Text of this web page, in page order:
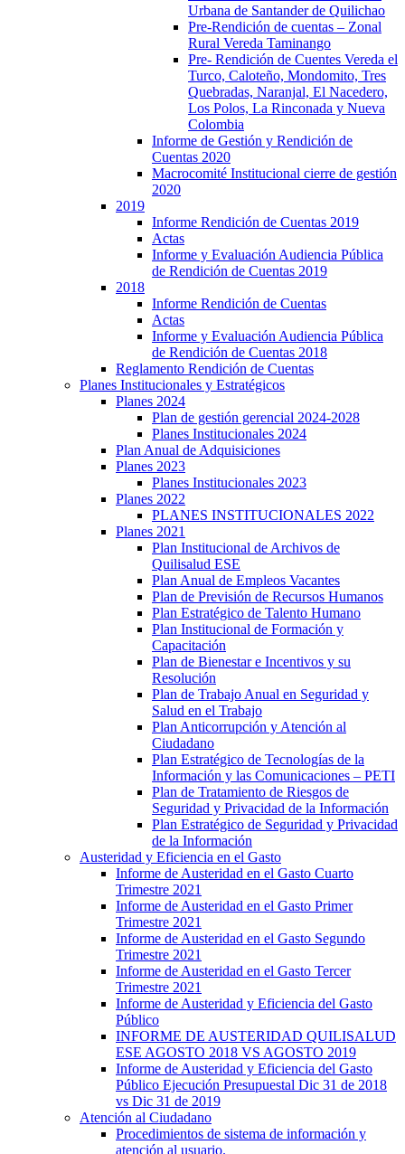
Urbana de Santander de Quilichao
Pre-Rendición de cuentas – Zonal
Rural Vereda Taminango
Pre- Rendición de Cuentes Vereda el
Turco, Caloteño, Mondomito, Tres
Quebradas, Naranjal, El Nacedero,
Los Polos, La Rinconada y Nueva
Colombia
Informe de Gestión y Rendición de
Cuentas 2020
Macrocomité Institucional cierre de gestión
2020
2019
Informe Rendición de Cuentas 2019
Actas
Informe y Evaluación Audiencia Pública
de Rendición de Cuentas 2019
2018
Informe Rendición de Cuentas
Actas
Informe y Evaluación Audiencia Pública
de Rendición de Cuentas 2018
Reglamento Rendición de Cuentas
Planes Institucionales y Estratégicos
Planes 2024
Plan de gestión gerencial 2024-2028
Planes Institucionales 2024
Plan Anual de Adquisiciones
Planes 2023
Planes Institucionales 2023
Planes 2022
PLANES INSTITUCIONALES 2022
Planes 2021
Plan Institucional de Archivos de
Quilisalud ESE
Plan Anual de Empleos Vacantes
Plan de Previsión de Recursos Humanos
Plan Estratégico de Talento Humano
Plan Institucional de Formación y
Capacitación
Plan de Bienestar e Incentivos y su
Resolución
Plan de Trabajo Anual en Seguridad y
Salud en el Trabajo
Plan Anticorrupción y Atención al
Ciudadano
Plan Estratégico de Tecnologías de la
Información y las Comunicaciones – PETI
Plan de Tratamiento de Riesgos de
Seguridad y Privacidad de la Información
Plan Estratégico de Seguridad y Privacidad
de la Información
Austeridad y Eficiencia en el Gasto
Informe de Austeridad en el Gasto Cuarto
Trimestre 2021
Informe de Austeridad en el Gasto Primer
Trimestre 2021
Informe de Austeridad en el Gasto Segundo
Trimestre 2021
Informe de Austeridad en el Gasto Tercer
Trimestre 2021
Informe de Austeridad y Eficiencia del Gasto
Público
INFORME DE AUSTERIDAD QUILISALUD
ESE AGOSTO 2018 VS AGOSTO 2019
Informe de Austeridad y Eficiencia del Gasto
Público Ejecución Presupuestal Dic 31 de 2018
vs Dic 31 de 2019
Atención al Ciudadano
Procedimientos de sistema de información y
atención al usuario.